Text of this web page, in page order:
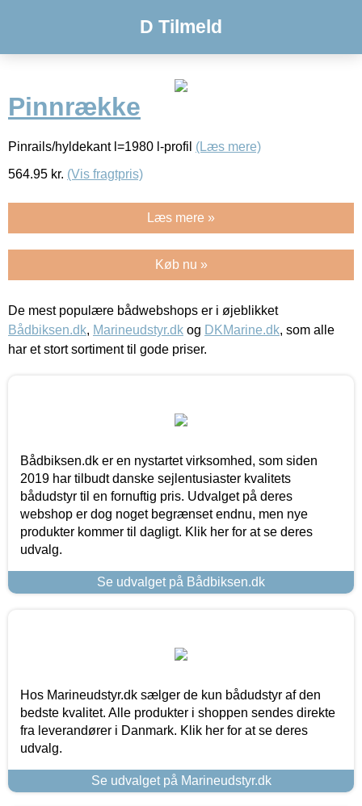
D Tilmeld
Pinnrække
Pinrails/hyldekant l=1980 l-profil (Læs mere)
564.95 kr. (Vis fragtpris)
Læs mere »
Køb nu »
De mest populære bådwebshops er i øjeblikket
Bådbiksen.dk, Marineudstyr.dk og DKMarine.dk, som alle
har et stort sortiment til gode priser.
Bådbiksen.dk er en nystartet virksomhed, som siden
2019 har tilbudt danske sejlentusiaster kvalitets
bådudstyr til en fornuftig pris. Udvalget på deres
webshop er dog noget begrænset endnu, men nye
produkter kommer til dagligt. Klik her for at se deres
udvalg.
Se udvalget på Bådbiksen.dk
Hos Marineudstyr.dk sælger de kun bådudstyr af den
bedste kvalitet. Alle produkter i shoppen sendes direkte
fra leverandører i Danmark. Klik her for at se deres
udvalg.
Se udvalget på Marineudstyr.dk